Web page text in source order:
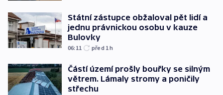
Státní zástupce obžaloval pět lidí a
jednu právnickou osobu v kauze
Bulovky
06:11 před 1h
Částí území prošly bouřky se silným
větrem. Lámaly stromy a poničily
střechu